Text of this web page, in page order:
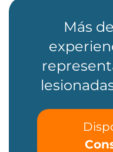
Más